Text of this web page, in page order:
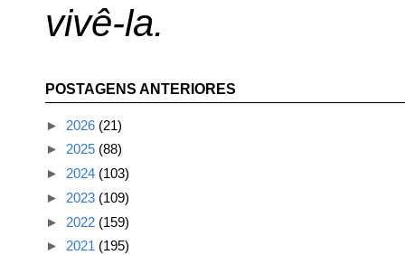
vivê-la.
POSTAGENS ANTERIORES
► 2026 (21)
► 2025 (88)
► 2024 (103)
► 2023 (109)
► 2022 (159)
► 2021 (195)